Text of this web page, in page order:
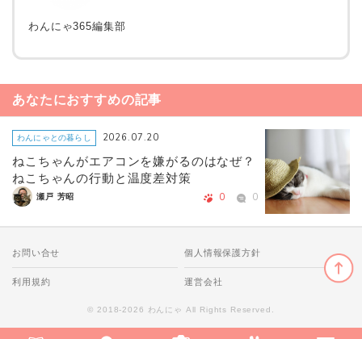
わんにゃ365編集部
あなたにおすすめの記事
わんにゃとの暮らし 2026.07.20
ねこちゃんがエアコンを嫌がるのはなぜ？
ねこちゃんの行動と温度差対策
瀬戸 芳昭 0 0
お問い合せ 個人情報保護方針
利用規約 運営会社
© 2018-2026 わんにゃ All Rights Reserved.